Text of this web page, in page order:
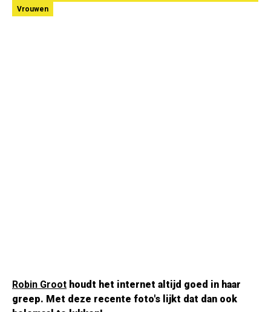
Vrouwen
Robin Groot houdt het internet altijd goed in haar
greep. Met deze recente foto's lijkt dat dan ook